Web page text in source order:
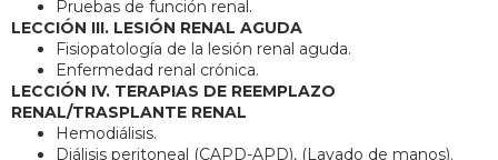
Pruebas de función renal.
LECCIÓN III. LESIÓN RENAL AGUDA
Fisiopatología de la lesión renal aguda.
Enfermedad renal crónica.
LECCIÓN IV. TERAPIAS DE REEMPLAZO
RENAL/TRASPLANTE RENAL
Hemodiálisis.
Diálisis peritoneal (CAPD-APD), (Lavado de manos).